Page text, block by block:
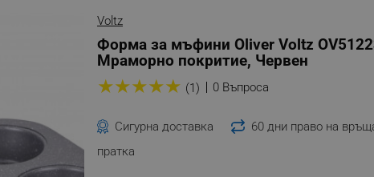
Voltz
Форма за мъфини Oliver Voltz
Мраморно покритие, Червен
★★★★★ (1) 0 Въпроса
Сигурна доставка 60 дни право на
пратка